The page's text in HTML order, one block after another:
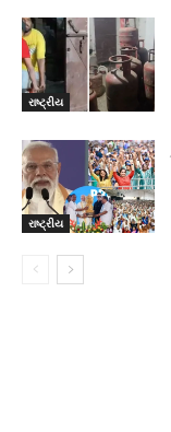
રાષ્ટ્રીય
રાષ્ટ્રીય